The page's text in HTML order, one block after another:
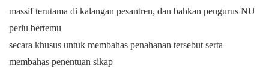
massif terutama di kalangan pesantren, dan bahkan pengurus NU
perlu bertemu
secara khusus untuk membahas penahanan tersebut serta
membahas penentuan sikap